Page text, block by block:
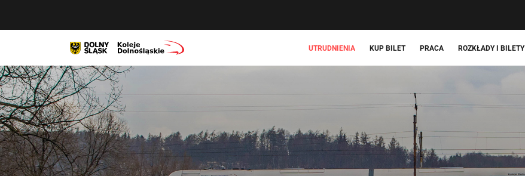
UTRUDNIENIA KUP BILET PRACA ROZKŁADY I BILETY